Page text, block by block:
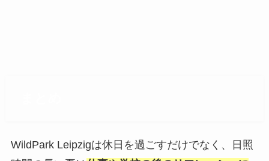
WildPark Leipzigは休日を過ごすだけでなく、日照